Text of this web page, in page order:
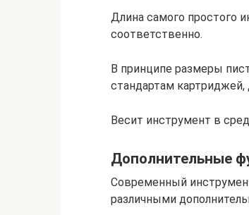
Длина самого простого
соответственно.
В принципе размеры
стандартам
Весит инструмент в
Дополнительные
Современный
различными